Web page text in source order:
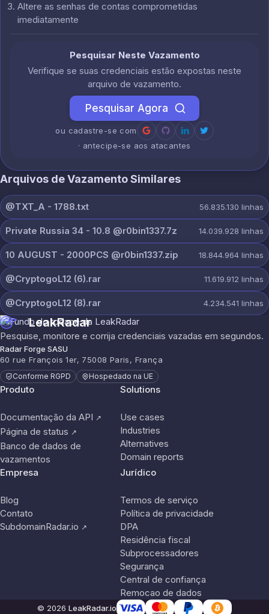
Altere as senhas de contas comprometidas
imediatamente
Pesquisar Neste Vazamento
Verifique se suas credenciais estão expostas neste
arquivo de vazamento.
Pesquisar Agora
ou cadastre-se com
· antecipe-se aos atacantes
Arquivos de Vazamento Similares
@TXT_A - 1788.txt 56.835.130 linhas
Private Russia 34 - 10.8 @r0bin1337.7z 14.039.928 linhas
10 AUGUST - 2000PCS @r0bin1337.zip 18.844.964 linhas
@CryptogoL12 (6).rar 11.619.912 linhas
@CryptogoL12 (8).rar 4.234.541 linhas
LeakRadar
Pesquise, monitore e corrija credenciais vazadas em segundos.
Radar Forge SASU
60 rue François 1er, 75008 Paris, França
Conforme RGPD Hospedado na UE
Produto
Documentação da API ↗
Página de status ↗
Banco de dados de
vazamentos
Solutions
Use cases
Industries
Alternatives
Domain reports
Empresa
Blog
Contato
SubdomainRadar.io ↗
Jurídico
Termos de serviço
Política de privacidade
DPA
Residência fiscal
Subprocessadores
Segurança
Central de confiança
Remocao de dados
© 2026 LeakRadar.io